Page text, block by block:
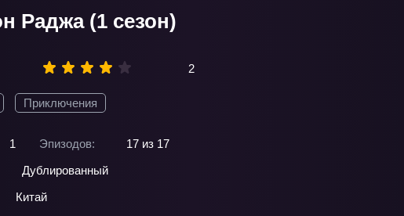
Раджа (1 сезон)
2
Приключения
1 Эпизодов:
17 из 17
Дублированный
Китай